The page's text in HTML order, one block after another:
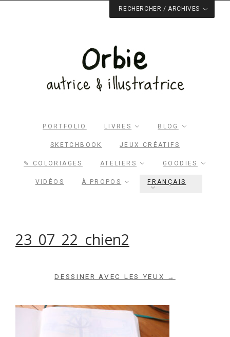
Rechercher dans le site
RECHERCHER / ARCHIVES
PORTFOLIO LIVRES BLOG
SKETCHBOOK JEUX CRÉATIFS
✎ COLORIAGES ATELIERS GOODIES
VIDÉOS À PROPOS FRANÇAIS
23_07_22_chien2
DESSINER AVEC LES YEUX →